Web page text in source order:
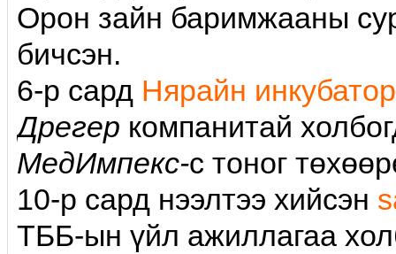
Орон зайн баримжааны
бичсэн.
6-р сард Нярайн инкубатор
Дрегер компанитай
МедИмпекс-с тоног
10-р сард нээлтээ хийсэн
ТББ-ын үйл ажиллагаа